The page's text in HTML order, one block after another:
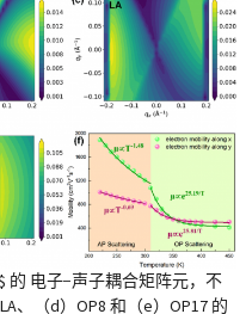
的 电子−声子耦合矩阵元，不
、（d）OP8 和（e）OP17 的